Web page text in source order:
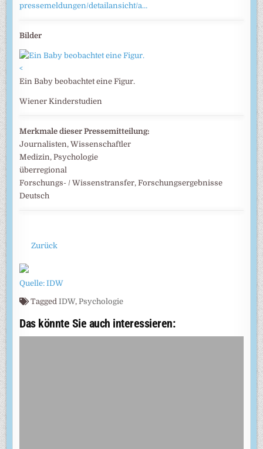
pressemeldungen/detailansicht/a…
Bilder
<
Ein Baby beobachtet eine Figur.
Wiener Kinderstudien
Merkmale dieser Pressemitteilung:
Journalisten, Wissenschaftler
Medizin, Psychologie
überregional
Forschungs- / Wissenstransfer, Forschungsergebnisse
Deutsch
Zurück
Quelle: IDW
TaggedIDW,Psychologie
Das könnte Sie auch interessieren: